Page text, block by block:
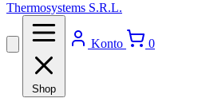
Thermosystems S.R.L.
Shop
Konto 0